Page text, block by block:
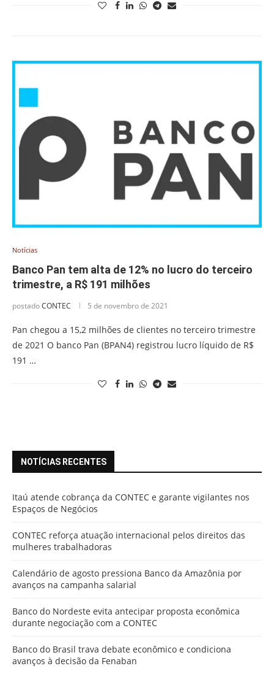
Notícias
Banco Pan tem alta de 12% no lucro do terceiro
trimestre, a R$ 191 milhões
postadoCONTEC 5 de novembro de 2021
Pan chegou a 15,2 milhões de clientes no terceiro trimestre
de 2021 O banco Pan (BPAN4) registrou lucro líquido de R$
191 …
NOTÍCIAS RECENTES
Itaú atende cobrança da CONTEC e garante vigilantes nos
Espaços de Negócios
CONTEC reforça atuação internacional pelos direitos das
mulheres trabalhadoras
Calendário de agosto pressiona Banco da Amazônia por
avanços na campanha salarial
Banco do Nordeste evita antecipar proposta econômica
durante negociação com a CONTEC
Banco do Brasil trava debate econômico e condiciona
avanços à decisão da Fenaban